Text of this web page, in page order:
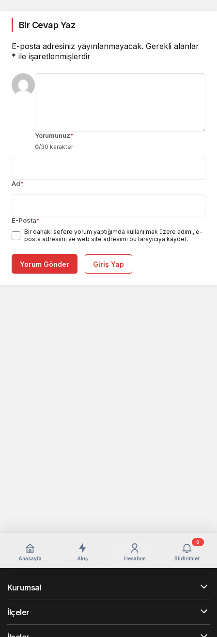
Bir Cevap Yaz
E-posta adresiniz yayınlanmayacak. Gerekli alanlar
* ile işaretlenmişlerdir
Yorumunuz*
0/30 karakter
Ad*
E-Posta*
Bir dahaki sefere yorum yaptığımda kullanılmak üzere adımı, e-
posta adresimi ve web site adresimi bu tarayıcıya kaydet.
Yorum Gönder Giriş Yap
Anasayfa Akış Hesabım Bildirimler
0
Kurumsal
İlçeler